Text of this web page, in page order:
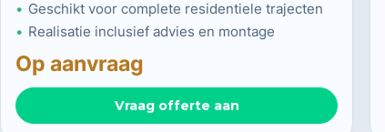
Geschikt voor complete residentiele trajecten
Realisatie inclusief advies en montage
Op aanvraag
Vraag offerte aan